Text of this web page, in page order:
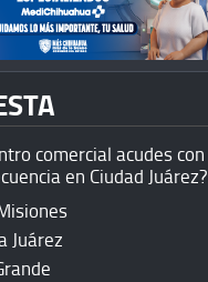
comercial acudes con
en Ciudad Juárez?
Juárez